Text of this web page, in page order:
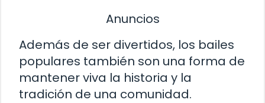
Anuncios
Además de ser divertidos, los bailes
populares también son una forma de
mantener viva la historia y la
tradición de una comunidad.